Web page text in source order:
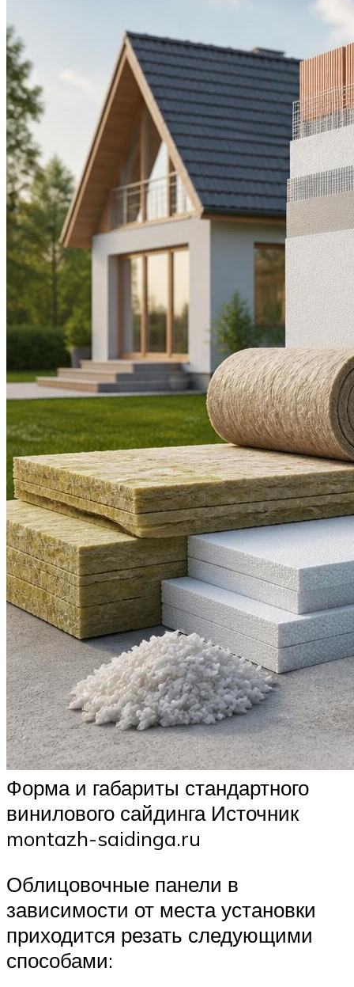
Форма и габариты стандартного
винилового сайдинга Источник
montazh-saidinga.ru
Облицовочные панели в
зависимости от места установки
приходится резать следующими
способами: